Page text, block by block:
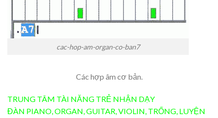
cac-hop-am-organ-co-ban7
Các hợp âm cơ bản.
TRUNG TÂM TÀI NĂNG TRẺ NHẬN DẠY
ĐÀN PIANO,ORGAN,GUITAR,VIOLIN, TRỐNG, LUYỆN